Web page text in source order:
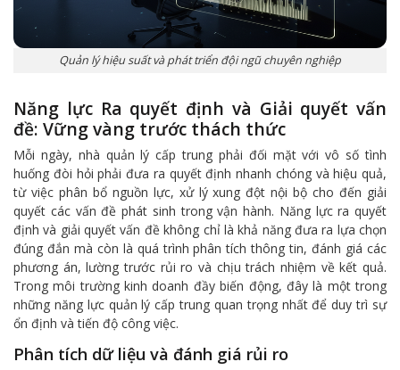
Quản lý hiệu suất và phát triển đội ngũ chuyên nghiệp
Năng lực Ra quyết định và Giải quyết vấn
đề: Vững vàng trước thách thức
Mỗi ngày, nhà quản lý cấp trung phải đối mặt với vô số tình
huống đòi hỏi phải đưa ra quyết định nhanh chóng và hiệu quả,
từ việc phân bổ nguồn lực, xử lý xung đột nội bộ cho đến giải
quyết các vấn đề phát sinh trong vận hành. Năng lực ra quyết
định và giải quyết vấn đề không chỉ là khả năng đưa ra lựa chọn
đúng đắn mà còn là quá trình phân tích thông tin, đánh giá các
phương án, lường trước rủi ro và chịu trách nhiệm về kết quả.
Trong môi trường kinh doanh đầy biến động, đây là một trong
những năng lực quản lý cấp trung quan trọng nhất để duy trì sự
ổn định và tiến độ công việc.
Phân tích dữ liệu và đánh giá rủi ro